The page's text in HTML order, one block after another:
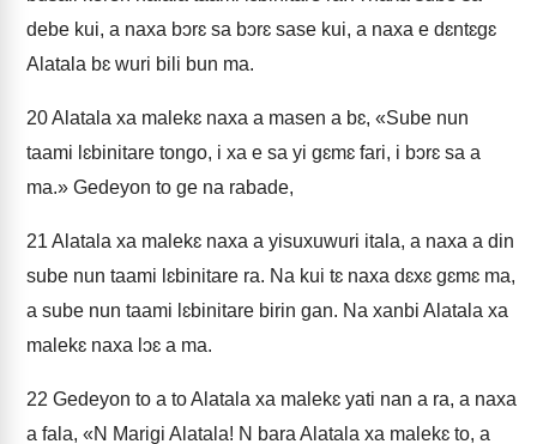
debe kui, a naxa bɔrɛ sa bɔrɛ sase kui, a naxa e dɛntɛgɛ
Alatala bɛ wuri bili bun ma.
20Alatala xa malekɛ naxa a masen a bɛ, «Sube nun
taami lɛbinitare tongo, i xa e sa yi gɛmɛ fari, i bɔrɛ sa a
ma.» Gedeyon to ge na rabade,
21 Alatala xa malekɛ naxa a yisuxuwuri itala, a naxa a din
sube nun taami lɛbinitare ra. Na kui tɛ naxa dɛxɛ gɛmɛ ma,
a sube nun taami lɛbinitare birin gan. Na xanbi Alatala xa
malekɛ naxa lɔɛ a ma.
22 Gedeyon to a to Alatala xa malekɛ yati nan a ra, a naxa
a fala, «N Marigi Alatala! N bara Alatala xa malekɛ to, a